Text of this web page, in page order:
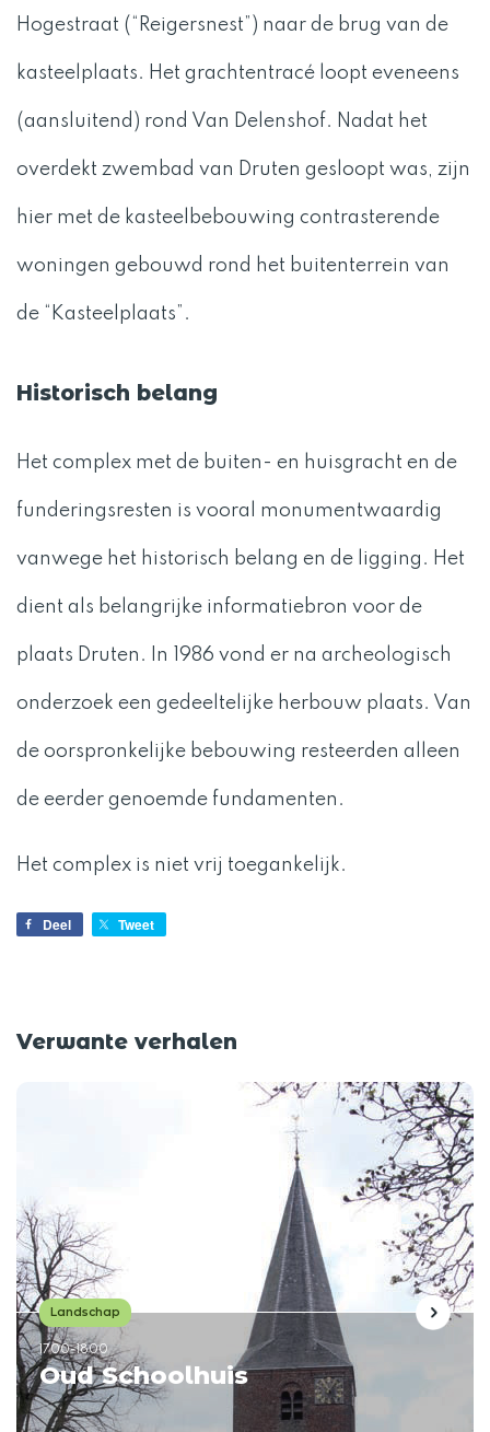
Hogestraat (“Reigersnest”) naar de brug van de
kasteelplaats. Het grachtentracé loopt eveneens
(aansluitend) rond Van Delenshof. Nadat het
overdekt zwembad van Druten gesloopt was, zijn
hier met de kasteelbebouwing contrasterende
woningen gebouwd rond het buitenterrein van
de “Kasteelplaats”.
Historisch belang
Het complex met de buiten- en huisgracht en de
funderingsresten is vooral monumentwaardig
vanwege het historisch belang en de ligging. Het
dient als belangrijke informatiebron voor de
plaats Druten. In 1986 vond er na archeologisch
onderzoek een gedeeltelijke herbouw plaats. Van
de oorspronkelijke bebouwing resteerden alleen
de eerder genoemde fundamenten.
Het complex is niet vrij toegankelijk.
Deel Tweet
Verwante verhalen
Landschap
1700-1800
Oud Schoolhuis